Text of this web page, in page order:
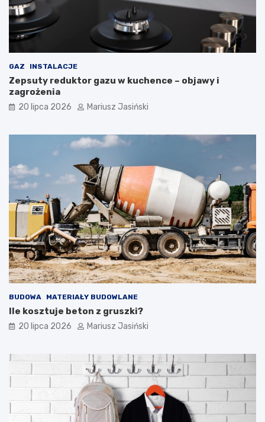
GAZ INSTALACJE
Zepsuty reduktor gazu w kuchence – objawy i
zagrożenia
20 lipca 2026 Mariusz Jasiński
BUDOWA MATERIAŁY BUDOWLANE
Ile kosztuje beton z gruszki?
20 lipca 2026 Mariusz Jasiński